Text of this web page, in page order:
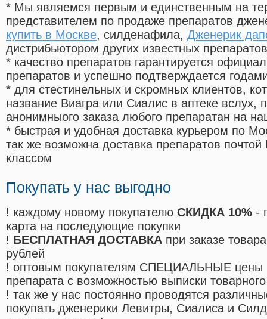
* Мы являемся первым и единственным на
представителем по продаже препаратов
купить в Москве, силденафила, Дженерик
дистрибьютором других известных препаратов
* качество препаратов гарантируется
препаратов и успешно подтверждается
* для стестинельных и скромных клиентов,
название Виагра или Сиалис в аптеке вслух,
анонимныого заказа любого препаратан на
* быстрая и удобная доставка курьером по
так же возможна доставка препаратов
классом
Покупать у нас выгодно
! каждому новому покупателю СКИДКА 10% -
карта на последующие покупки
! БЕСПЛАТНАЯ ДОСТАВКА при заказе
рублей
! оптовым покупателям СПЕЦИАЛЬНЫЕ цены
препарата с возможностью выписки
! так же у нас постоянно проводятся
покупать дженерики Левитры, Сиалиса и